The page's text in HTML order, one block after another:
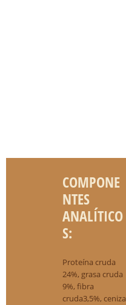
COMPONE
NTES
ANALÍTICO
S:
Proteína cruda
24%, grasa cruda
9%, fibra
cruda3,5%, ceniza